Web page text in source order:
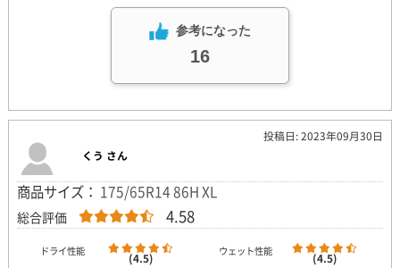
参考になった
16
投稿日: 2023年09月30日
くう さん
商品サイズ： 175/65R14 86H XL
総合評価 4.58
ドライ性能 (4.5) ウェット性能 (4.5)